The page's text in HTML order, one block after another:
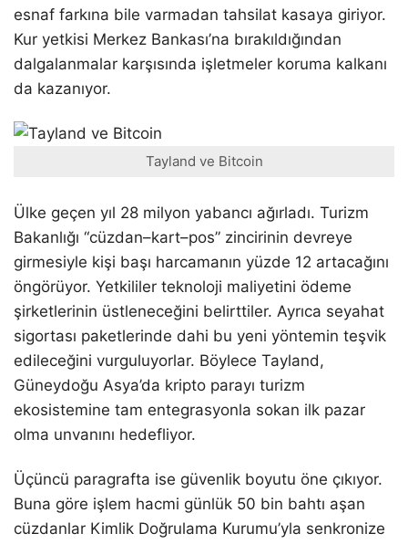
esnaf farkına bile varmadan tahsilat kasaya giriyor.
Kur yetkisi Merkez Bankası’na bırakıldığından
dalgalanmalar karşısında işletmeler koruma kalkanı
da kazanıyor.
Tayland ve Bitcoin
Ülke geçen yıl 28 milyon yabancı ağırladı. Turizm
Bakanlığı “cüzdan–kart–pos” zincirinin devreye
girmesiyle kişi başı harcamanın yüzde 12 artacağını
öngörüyor. Yetkililer teknoloji maliyetini ödeme
şirketlerinin üstleneceğini belirttiler. Ayrıca seyahat
sigortası paketlerinde dahi bu yeni yöntemin teşvik
edileceğini vurguluyorlar. Böylece Tayland,
Güneydoğu Asya’da kripto parayı turizm
ekosistemine tam entegrasyonla sokan ilk pazar
olma unvanını hedefliyor.
Üçüncü paragrafta ise güvenlik boyutu öne çıkıyor.
Buna göre işlem hacmi günlük 50 bin bahtı aşan
cüzdanlar Kimlik Doğrulama Kurumu’yla senkronize